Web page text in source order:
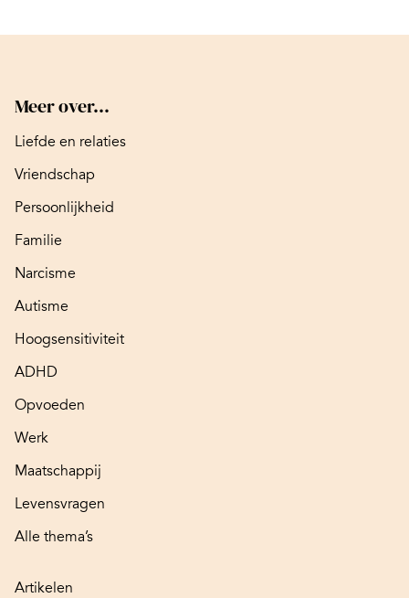
Meer over...
Liefde en relaties
Vriendschap
Persoonlijkheid
Familie
Narcisme
Autisme
Hoogsensitiviteit
ADHD
Opvoeden
Werk
Maatschappij
Levensvragen
Alle thema’s
Artikelen